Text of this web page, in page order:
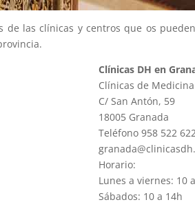
de las clínicas y centros que os
Clínicas DH en
Clínicas de
C/ San Antón, 59
18005 Granada
Teléfono 958 522 622
Horario:
Lunes a viernes: 10
Sábados: 10 a 14h